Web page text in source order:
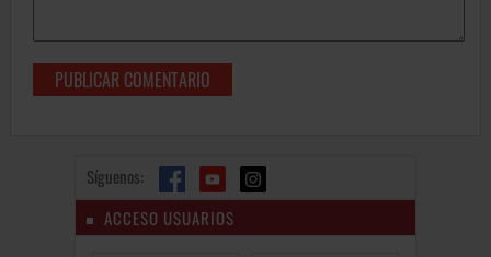
Síguenos:
ACCESO USUARIOS